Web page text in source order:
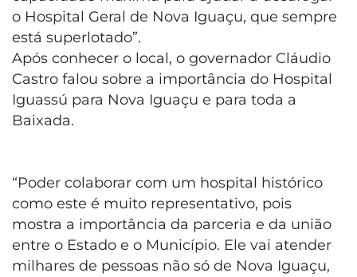
o Hospital Geral de Nova Iguaçu, que sempre
está superlotado”.
Após conhecer o local, o governador Cláudio
Castro falou sobre a importância do Hospital
Iguassú para Nova Iguaçu e para toda a
Baixada.
“Poder colaborar com um hospital histórico
como este é muito representativo, pois
mostra a importância da parceria e da união
entre o Estado e o Município. Ele vai atender
milhares de pessoas não só de Nova Iguaçu,